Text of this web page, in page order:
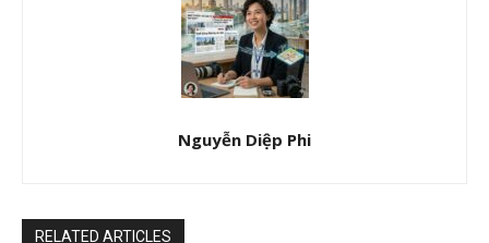
Nguyễn Diệp Phi
RELATED ARTICLES